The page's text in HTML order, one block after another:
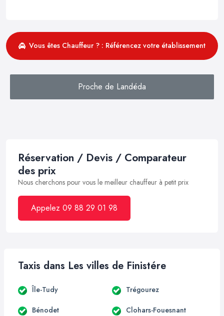
Vous êtes Chauffeur ? : Référencez votre établissement
Proche de Landéda
Réservation / Devis / Comparateur
des prix
Nous cherchons pour vous le meilleur chauffeur à petit prix
Appelez 09 88 29 01 98
Taxis dans Les villes de Finistére
Île-Tudy Trégourez
Bénodet Clohars-Fouesnant